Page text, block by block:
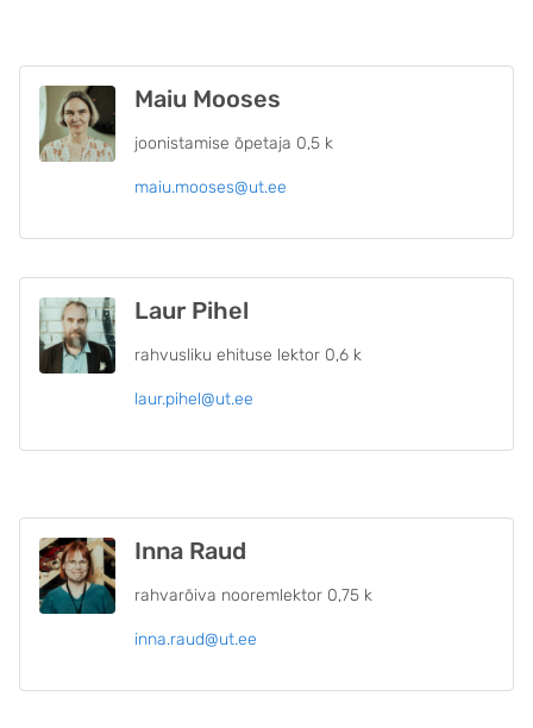
Maiu Mooses
joonistamise õpetaja 0,5 k
maiu.mooses@ut.ee
Laur Pihel
rahvusliku ehituse lektor 0,6 k
laur.pihel@ut.ee
Inna Raud
rahvarõiva nooremlektor 0,75 k
inna.raud@ut.ee